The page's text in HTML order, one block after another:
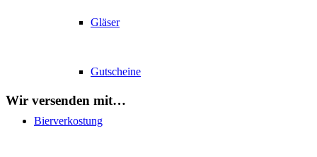
Gläser
Gutscheine
Bierverkostung
Wir versenden mit…